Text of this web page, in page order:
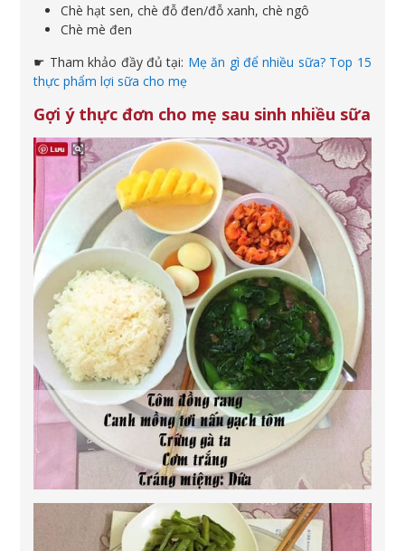
Chè hạt sen, chè đỗ đen/đỗ xanh, chè ngô
Chè mè đen
☛ Tham khảo đầy đủ tại: Mẹ ăn gì để nhiều sữa? Top 15
thực phẩm lợi sữa cho mẹ
Gợi ý thực đơn cho mẹ sau sinh nhiều sữa